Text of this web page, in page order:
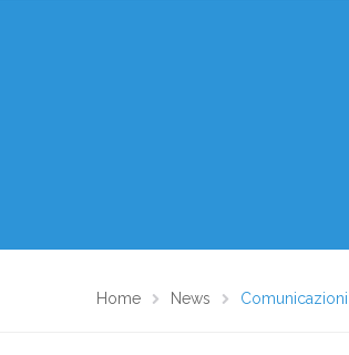
Home News